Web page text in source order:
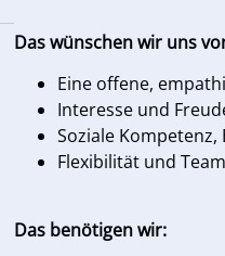
Das wünschen wir uns
Eine offene,
Interesse und
Soziale
Flexibilität und
Das benötigen wir: